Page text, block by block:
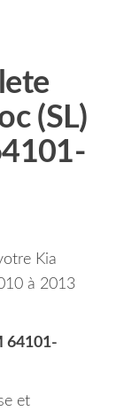
(SL)
Kia
à 2013
64101-
et